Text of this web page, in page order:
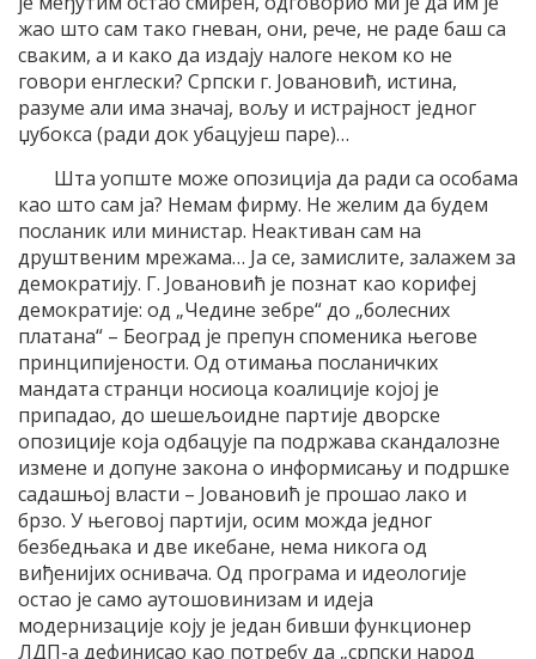
жао што сам тако гневан, они, рече, не раде баш са
сваким, а и како да издају налоге неком ко не
говори енглески? Српски г. Јовановић, истина,
разуме али има значај, вољу и истрајност једног
џубокса (ради док убацујеш паре)…
Шта уопште може опозиција да ради са особама
као што сам ја? Немам фирму. Не желим да будем
посланик или министар. Неактиван сам на
друштвеним мрежама… Ја се, замислите, залажем за
демократију. Г. Јовановић је познат као корифеј
демократије: од „Чедине зебре“ до „болесних
платана“ – Београд је препун споменика његове
принципијености. Од отимања посланичких
мандата странци носиоца коалиције којој је
припадао, до шешељоидне партије дворске
опозиције која одбацује па подржава скандалозне
измене и допуне закона о информисању и подршке
садашњој власти – Јовановић је прошао лако и
брзо. У његовој партији, осим можда једног
безбедњака и две икебане, нема никога од
виђенијих оснивача. Од програма и идеологије
остао је само аутошовинизам и идеја
модернизације коју је један бивши функционер
ЛДП-а дефинисао као потребу да „српски народ